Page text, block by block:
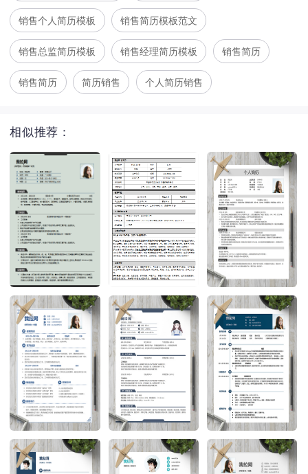
销售个人简历模板 销售简历模板范文
销售总监简历模板 销售经理简历模板 销售简历
销售简历 简历销售 个人简历销售
相似推荐：